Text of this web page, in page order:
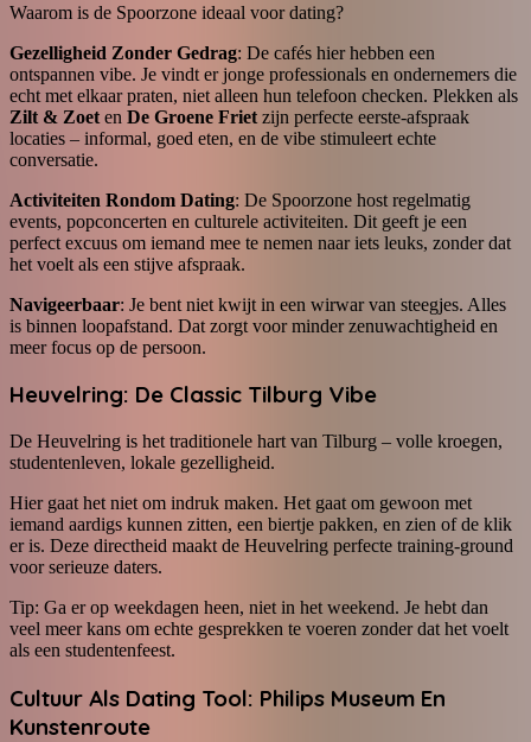
Waarom is de Spoorzone ideaal voor dating?
Gezelligheid Zonder Gedrag: De cafés hier hebben een
ontspannen vibe. Je vindt er jonge professionals en ondernemers die
echt met elkaar praten, niet alleen hun telefoon checken. Plekken als
Zilt & Zoet en De Groene Friet zijn perfecte eerste-afspraak
locaties – informal, goed eten, en de vibe stimuleert echte
conversatie.
Activiteiten Rondom Dating: De Spoorzone host regelmatig
events, popconcerten en culturele activiteiten. Dit geeft je een
perfect excuus om iemand mee te nemen naar iets leuks, zonder dat
het voelt als een stijve afspraak.
Navigeerbaar: Je bent niet kwijt in een wirwar van steegjes. Alles
is binnen loopafstand. Dat zorgt voor minder zenuwachtigheid en
meer focus op de persoon.
Heuvelring: De Classic Tilburg Vibe
De Heuvelring is het traditionele hart van Tilburg – volle kroegen,
studentenleven, lokale gezelligheid.
Hier gaat het niet om indruk maken. Het gaat om gewoon met
iemand aardigs kunnen zitten, een biertje pakken, en zien of de klik
er is. Deze directheid maakt de Heuvelring perfecte training-ground
voor serieuze daters.
Tip: Ga er op weekdagen heen, niet in het weekend. Je hebt dan
veel meer kans om echte gesprekken te voeren zonder dat het voelt
als een studentenfeest.
Cultuur Als Dating Tool: Philips Museum En
Kunstenroute